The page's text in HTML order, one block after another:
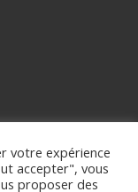
votre expérience
accepter", vous
proposer des